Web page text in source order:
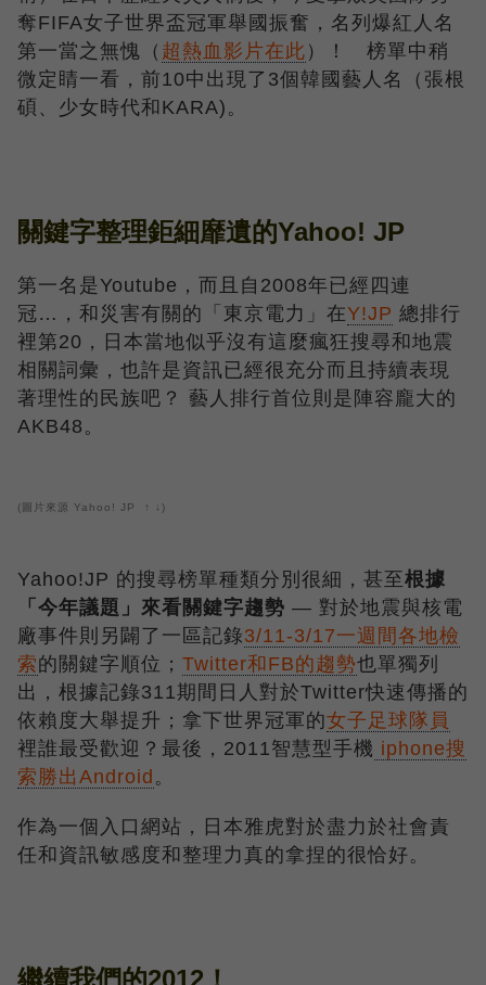
奪FIFA女子世界盃冠軍舉國振奮，名列爆紅人名
第一當之無愧（ 超熱血影片在此 ）！ 榜單中稍
微定睛一看，前10中出現了3個韓國藝人名（張根
碩、少女時代和KARA)。
關鍵字整理鉅細靡遺的Yahoo! JP
第一名是Youtube，而且自2008年已經四連
冠…，和災害有關的「東京電力」在Y!JP 總排行
裡第20，日本當地似乎沒有這麼瘋狂搜尋和地震
相關詞彙，也許是資訊已經很充分而且持續表現
著理性的民族吧？ 藝人排行首位則是陣容龐大的
AKB48。
(圖片來源 Yahoo! JP ↑ ↓)
Yahoo!JP 的搜尋榜單種類分別很細，甚至根據
「今年議題」來看關鍵字趨勢 — 對於地震與核電
廠事件則另闢了一區記錄3/11-3/17一週間各地檢
索的關鍵字順位； Twitter和FB的趨勢也單獨列
出，根據記錄311期間日人對於Twitter快速傳播的
依賴度大舉提升；拿下世界冠軍的女子足球隊員
裡誰最受歡迎？最後，2011智慧型手機 iphone搜
索勝出Android 。
作為一個入口網站，日本雅虎對於盡力於社會責
任和資訊敏感度和整理力真的拿捏的很恰好。
繼續我們的2012！